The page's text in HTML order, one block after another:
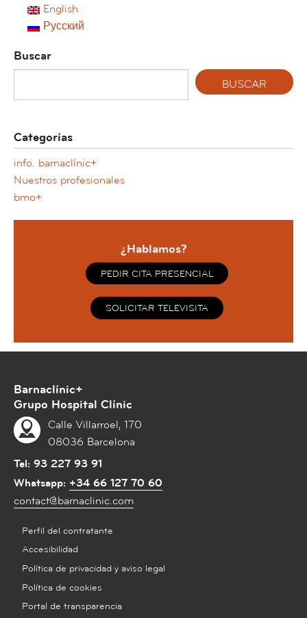
English
Русский
Buscar
Categorías
info. barnaclínic+
Nuestros profesionales
bmo+
¿Hablamos?
PEDIR CITA PRESENCIAL
SOLICITAR TELEVISITA
Barnaclínic+
Grupo Hospital Clínic
Calle Villarroel, 170
08036 Barcelona
Tel: 93 227 93 91
Whatsapp: +34 66 127 70 60
contact@barnaclinic.com
Perfil del contratante
Accesibilidad
Política de privacidad y aviso legal
Política de cookies
Portal de transparencia